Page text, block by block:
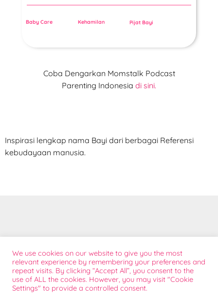
Baby Care Kehamilan Pijat Bayi
Coba Dengarkan Momstalk Podcast
Parenting Indonesia di sini.
Inspirasi lengkap nama Bayi dari berbagai Referensi
kebudayaan manusia.
Bantuan Konsumen
Kontak Sales
Sponsorship
We use cookies on our website to give you the most
relevant experience by remembering your preferences and
repeat visits. By clicking “Accept All”, you consent to the
use of ALL the cookies. However, you may visit "Cookie
Settings" to provide a controlled consent.